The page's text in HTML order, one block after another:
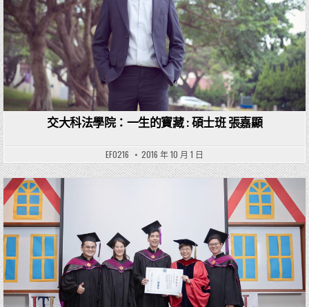
交大科法學院：一生的寶藏 : 碩士班 張嘉顯
EF0216 2016 年 10 月 1 日